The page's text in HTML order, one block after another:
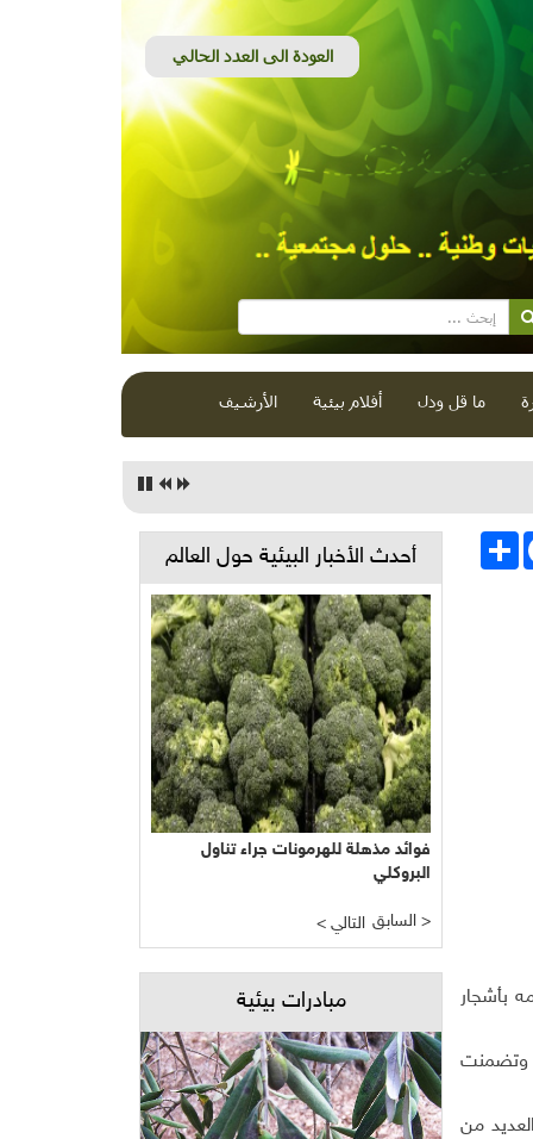
ما قل ودل أفلام بيئية الأرشيف
انشر
بأشجار
وتضمنت
من
أحدث الأخبار البيئية حول العالم
فوائد مذهلة للهرمونات جراء تناول
البروكلي
< التالي السابق >
مبادرات بيئية